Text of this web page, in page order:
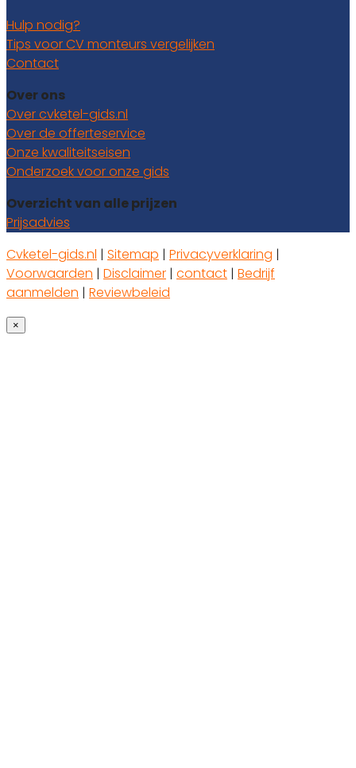
Hulp nodig?
Tips voor CV monteurs vergelijken
Contact
Over ons
Over cvketel-gids.nl
Over de offerteservice
Onze kwaliteitseisen
Onderzoek voor onze gids
Overzicht van alle prijzen
Prijsadvies
Cvketel-gids.nl | Sitemap | Privacyverklaring |
Voorwaarden | Disclaimer | contact | Bedrijf
aanmelden | Reviewbeleid
×